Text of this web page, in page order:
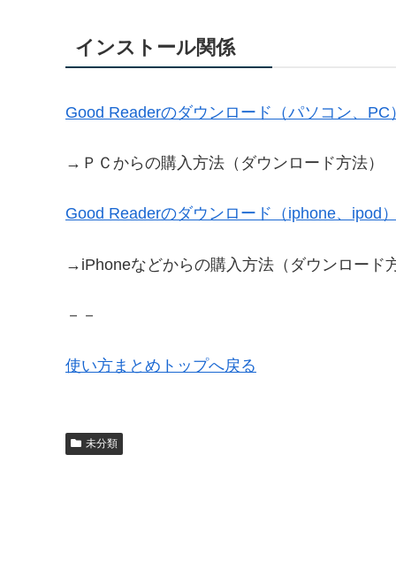
インストール関係
Good Readerのダウンロード（パソコン、PC
→ＰＣからの購入方法（ダウンロード方法）
Good Readerのダウンロード（iphone、ipod
→iPhoneなどからの購入方法（ダウンロード
－－
使い方まとめトップへ戻る
未分類